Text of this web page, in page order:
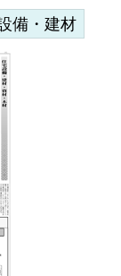
備・建材